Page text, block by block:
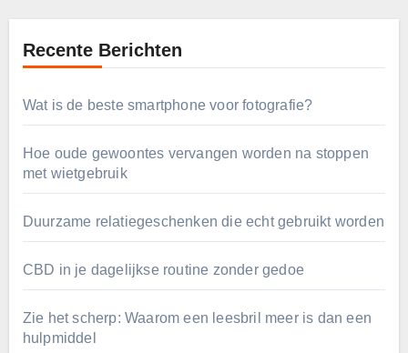
Recente Berichten
Wat is de beste smartphone voor fotografie?
Hoe oude gewoontes vervangen worden na stoppen
met wietgebruik
Duurzame relatiegeschenken die echt gebruikt worden
CBD in je dagelijkse routine zonder gedoe
Zie het scherp: Waarom een leesbril meer is dan een
hulpmiddel